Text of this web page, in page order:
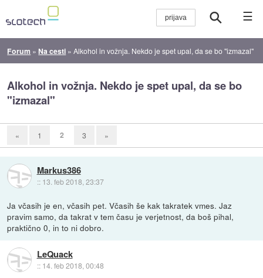
☰
Forum » Na cesti »Alkohol in vožnja. Nekdo je spet upal, da se bo "izmazal"
Alkohol in vožnja. Nekdo je spet upal, da se bo
"izmazal"
« 1 2 3 »
Markus386
:: 13. feb 2018, 23:37
Ja včasih je en, včasih pet. Včasih še kak takratek vmes. Jaz
pravim samo, da takrat v tem času je verjetnost, da boš pihal,
praktično 0, in to ni dobro.
LeQuack
:: 14. feb 2018, 00:48